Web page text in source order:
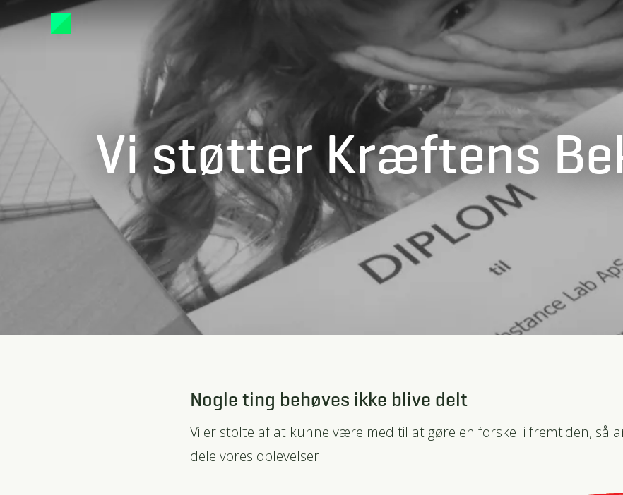
Vi støtter Kræftens
Nogle ting behøves ikke blive delt
Vi er stolte af at kunne være med til at gøre en forskel i fremtiden, så
dele vores oplevelser.